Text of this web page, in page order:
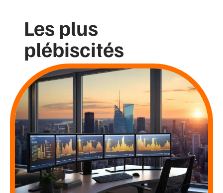
Les plus
plébiscités